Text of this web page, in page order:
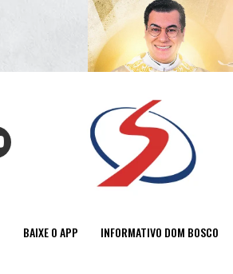
BAIXE O APP INFORMATIVO DOM BOSCO